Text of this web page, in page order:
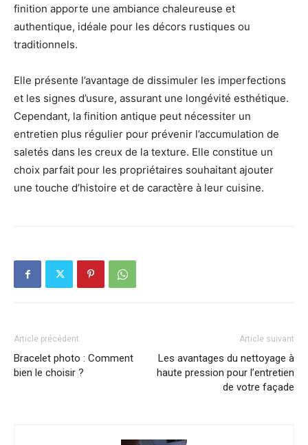
finition apporte une ambiance chaleureuse et
authentique, idéale pour les décors rustiques ou
traditionnels.
Elle présente l’avantage de dissimuler les imperfections
et les signes d’usure, assurant une longévité esthétique.
Cependant, la finition antique peut nécessiter un
entretien plus régulier pour prévenir l’accumulation de
saletés dans les creux de la texture. Elle constitue un
choix parfait pour les propriétaires souhaitant ajouter
une touche d’histoire et de caractère à leur cuisine.
Article précédent
Bracelet photo : Comment
bien le choisir ?
Article suivant
Les avantages du nettoyage à
haute pression pour l’entretien
de votre façade